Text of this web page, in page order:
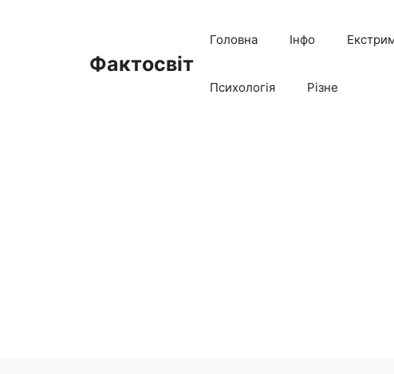
Фактосвіт
Головна Інфо
Психологія Різне